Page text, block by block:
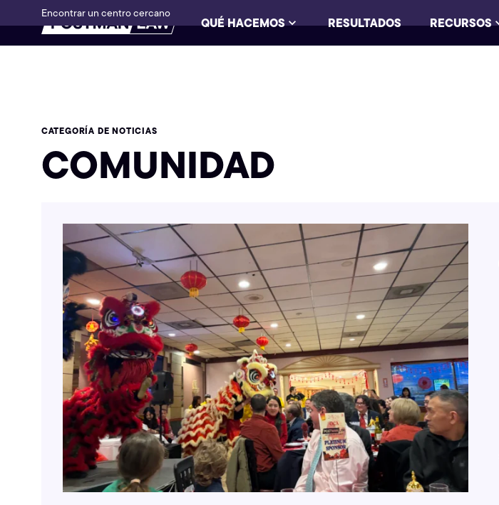
Encontrar un centro cercano
QUÉ HACEMOS RESULTADOS RECURSOS
CATEGORÍA DE NOTICIAS
COMUNIDAD